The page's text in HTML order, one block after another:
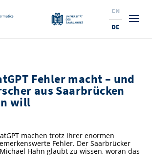
BewerberInnen
den SIC
Studierende
EN
DE
Fehler macht – und
aus Saarbrücken
will
machen trotz ihrer enormen
Fehler. Der Saarbrücker
Hahn glaubt zu wissen, woran das